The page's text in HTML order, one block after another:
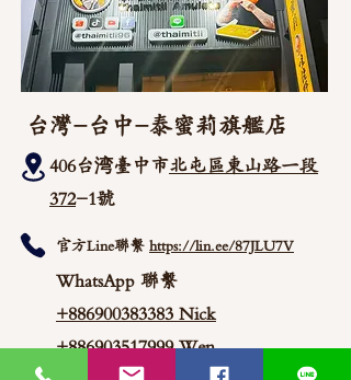
台灣-台中-泰蜜莉旗艦店
406台湾臺中市北屯區東山路一段
372-1號
官方Line聯繫 https://lin.ee/87JLU7V
WhatsApp 聯繫
+886900383383 Nick
+886903517999 Wen